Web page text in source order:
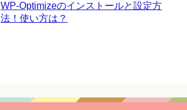
WP-Optimizeのインストールと設定方
法！使い方は？